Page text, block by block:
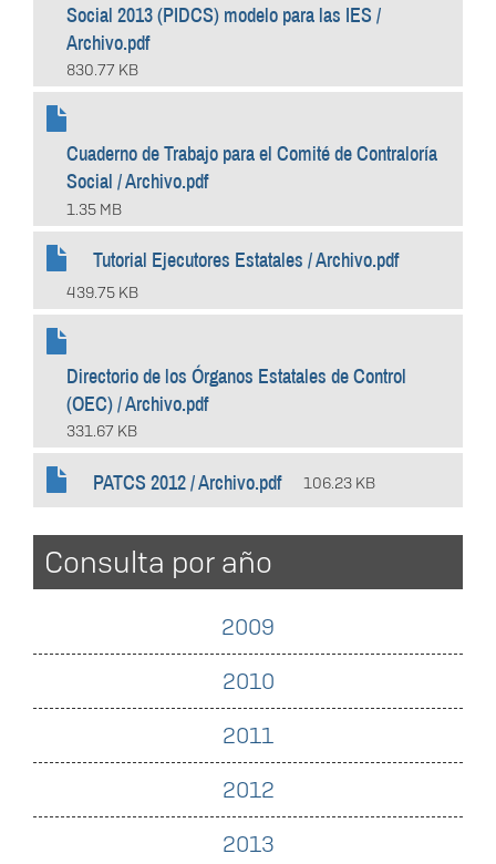
Social 2013 (PIDCS) modelo para las IES /
Archivo.pdf
830.77 KB
Cuaderno de Trabajo para el Comité de Contraloría
Social / Archivo.pdf
1.35 MB
Tutorial Ejecutores Estatales / Archivo.pdf
439.75 KB
Directorio de los Órganos Estatales de Control
(OEC) / Archivo.pdf
331.67 KB
PATCS 2012 / Archivo.pdf 106.23 KB
Consulta por año
2009
2010
2011
2012
2013